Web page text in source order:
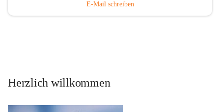
E-Mail schreiben
Herzlich willkommen